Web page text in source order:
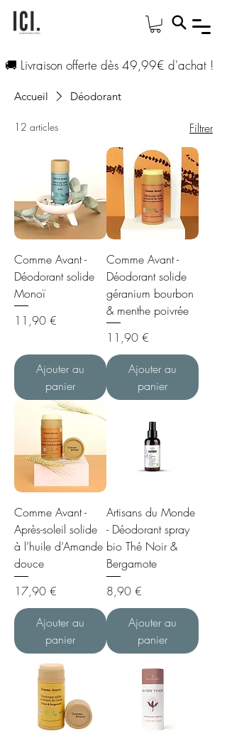
🚚 Livraison offerte dès 49,99€ d'achat !
Accueil Déodorant
12 articles Filtrer
Comme Avant -
Déodorant solide
Monoï
Prix
11,90 €
Ajouter au
panier
Comme Avant -
Déodorant solide
géranium bourbon
& menthe poivrée
Prix
11,90 €
Ajouter au
panier
Comme Avant -
Après-soleil solide
à l’huile d’Amande
douce
Prix
17,90 €
Ajouter au
panier
Artisans du Monde
- Déodorant spray
bio Thé Noir &
Bergamote
Prix
8,90 €
Ajouter au
panier